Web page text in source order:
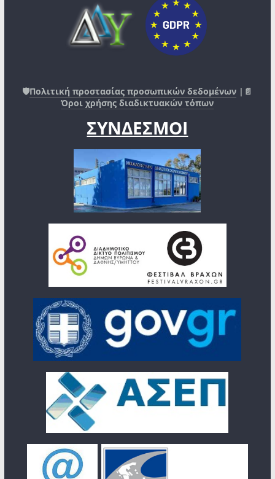
🛡️Πολιτική προστασίας προσωπικών δεδομένων |📄
Όροι χρήσης διαδικτυακών τόπων
ΣΥΝΔΕΣΜΟΙ